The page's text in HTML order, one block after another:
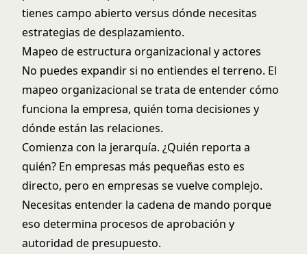
tienes campo abierto versus dónde necesitas
estrategias de desplazamiento.
Mapeo de estructura organizacional y actores
No puedes expandir si no entiendes el terreno. El
mapeo organizacional se trata de entender cómo
funciona la empresa, quién toma decisiones y
dónde están las relaciones.
Comienza con la jerarquía. ¿Quién reporta a
quién? En empresas más pequeñas esto es
directo, pero en empresas se vuelve complejo.
Necesitas entender la cadena de mando porque
eso determina procesos de aprobación y
autoridad de presupuesto.